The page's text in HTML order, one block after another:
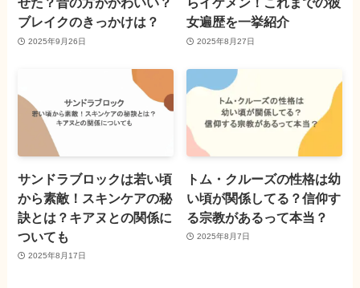
ブレイクのきっかけは？
2025年9月26日
女遍歴を一挙紹介
2025年8月27日
サンドラブロックは若い頃
から素敵！スキンケアの秘
訣とは？キアヌとの関係に
ついても
2025年8月17日
トム・クルーズの性格は幼
い頃が関係してる？信仰す
る宗教があるって本当？
2025年8月7日